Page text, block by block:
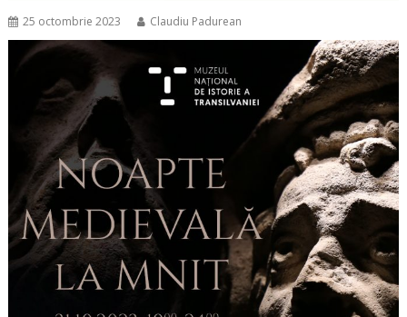
25 octombrie 2023 Claudiu Padurean